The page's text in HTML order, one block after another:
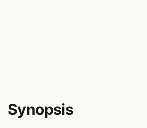
Synopsis